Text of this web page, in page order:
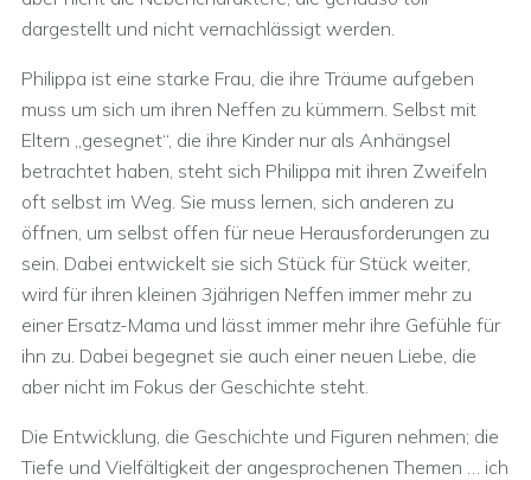
dargestellt und nicht vernachlässigt werden.
Philippa ist eine starke Frau, die ihre Träume aufgeben
muss um sich um ihren Neffen zu kümmern. Selbst mit
Eltern „gesegnet“, die ihre Kinder nur als Anhängsel
betrachtet haben, steht sich Philippa mit ihren Zweifeln
oft selbst im Weg. Sie muss lernen, sich anderen zu
öffnen, um selbst offen für neue Herausforderungen zu
sein. Dabei entwickelt sie sich Stück für Stück weiter,
wird für ihren kleinen 3jährigen Neffen immer mehr zu
einer Ersatz-Mama und lässt immer mehr ihre Gefühle für
ihn zu. Dabei begegnet sie auch einer neuen Liebe, die
aber nicht im Fokus der Geschichte steht.
Die Entwicklung, die Geschichte und Figuren nehmen; die
Tiefe und Vielfältigkeit der angesprochenen Themen … ich